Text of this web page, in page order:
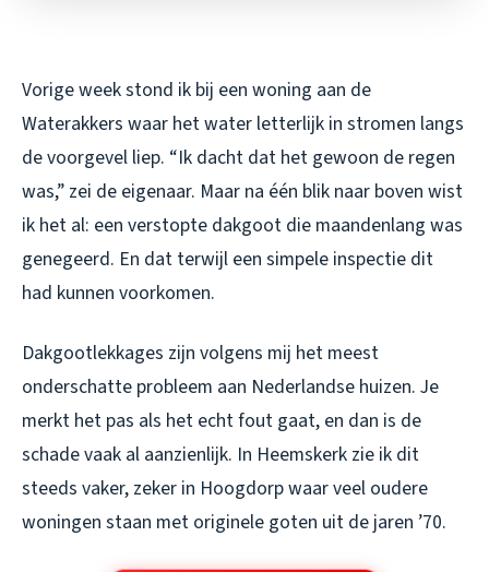
Vorige week stond ik bij een woning aan de
Waterakkers waar het water letterlijk in stromen langs
de voorgevel liep. “Ik dacht dat het gewoon de regen
was,” zei de eigenaar. Maar na één blik naar boven wist
ik het al: een verstopte dakgoot die maandenlang was
genegeerd. En dat terwijl een simpele inspectie dit
had kunnen voorkomen.
Dakgootlekkages zijn volgens mij het meest
onderschatte probleem aan Nederlandse huizen. Je
merkt het pas als het echt fout gaat, en dan is de
schade vaak al aanzienlijk. In Heemskerk zie ik dit
steeds vaker, zeker in Hoogdorp waar veel oudere
woningen staan met originele goten uit de jaren ’70.